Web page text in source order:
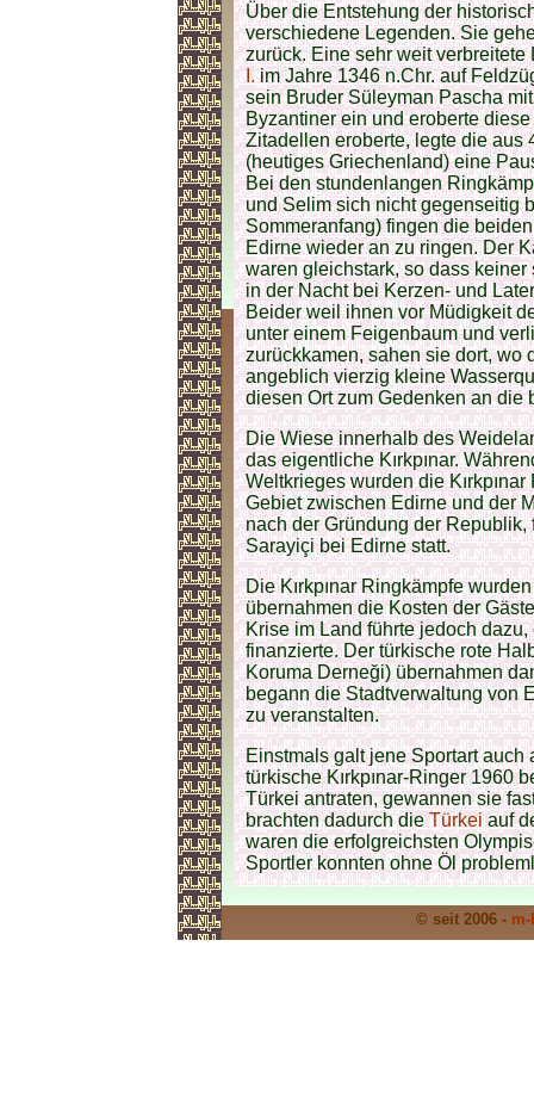
Über die Entstehung der
verschiedene Legenden. Sie
zurück. Eine sehr weit
I.im Jahre 1346 n.Chr. auf
sein Bruder Süleyman Pascha
Byzantiner ein und eroberte
Zitadellen eroberte, legte die aus
(heutiges Griechenland) eine
Bei den stundenlangen
und Selim sich nicht gegenseitig
Sommeranfang) fingen die
Edirne wieder an zu ringen. Der
waren gleichstark, so dass
in der Nacht bei Kerzen- und
Beider weil ihnen vor Müdigkeit
unter einem Feigenbaum und
zurückkamen, sahen sie dort, wo
angeblich vierzig kleine
diesen Ort zum Gedenken an die
Die Wiese innerhalb des
das eigentliche Kırkpınar.
Weltkrieges wurden die
Gebiet zwischen Edirne und der
nach der Gründung der
Sarayiçi bei Edirne statt.
Die Kırkpınar Ringkämpfe
übernahmen die Kosten der
Krise im Land führte jedoch
finanzierte. Der türkische rote
Koruma Derneği) übernahmen
begann die Stadtverwaltung von
zu veranstalten.
Einstmals galt jene Sportart auch
türkische Kırkpınar-Ringer 1960
Türkei antraten, gewannen sie
brachten dadurch dieTürkeiauf
waren die erfolgreichsten
Sportler konnten ohne Öl
© seit 2006 -